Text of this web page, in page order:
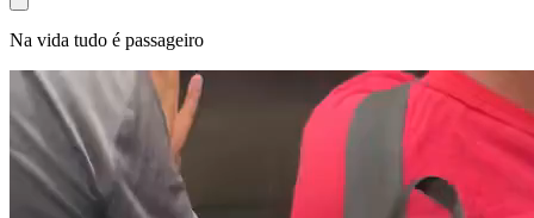
Na vida tudo é passageiro